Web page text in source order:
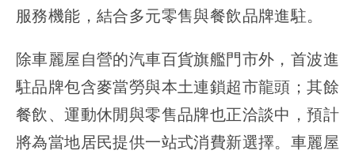
服務機能，結合多元零售與餐飲品牌進駐。
除車麗屋自營的汽車百貨旗艦門市外，首波進
駐品牌包含麥當勞與本土連鎖超市龍頭；其餘
餐飲、運動休閒與零售品牌也正洽談中，預計
將為當地居民提供一站式消費新選擇。車麗屋